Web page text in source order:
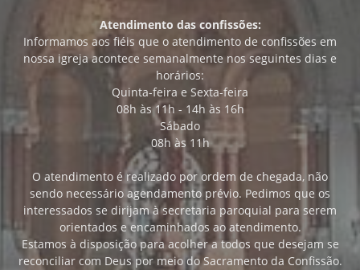
Atendimento das confissões:
Informamos aos fiéis que o atendimento de confissões em
nossa igreja acontece semanalmente nos seguintes dias e
horários:
Quinta-feira e Sexta-feira
08h às 11h - 14h às 16h
Sábado
08h às 11h
O atendimento é realizado por ordem de chegada, não
sendo necessário agendamento prévio. Pedimos que os
interessados se dirijam à secretaria paroquial para serem
orientados e encaminhados ao atendimento.
Estamos à disposição para acolher a todos que desejam se
reconciliar com Deus por meio do Sacramento da Confissão.